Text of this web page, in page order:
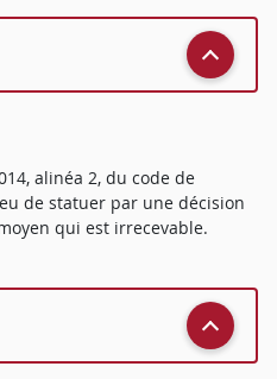
alinéa 2, du code de
de statuer par une décision
qui est irrecevable.